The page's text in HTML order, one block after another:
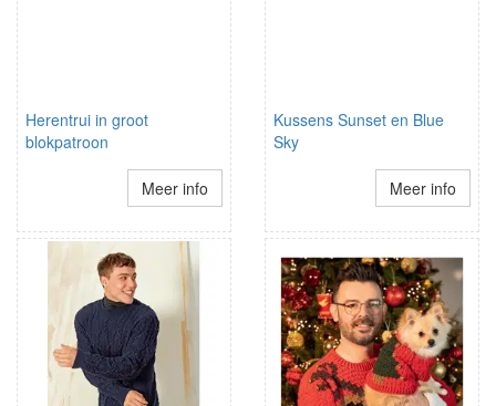
Herentrui in groot
blokpatroon
Meer info
Kussens Sunset en Blue
Sky
Meer info